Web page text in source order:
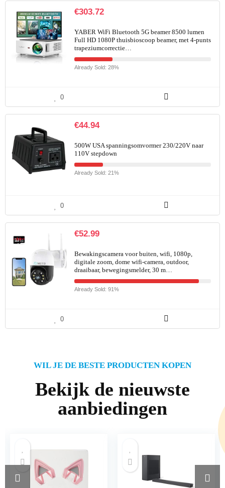
€303.72
YABER WiFi Bluetooth 5G beamer 8500 lumen
Full HD 1080P thuisbioscoop beamer, met 4-punts
trapeziumcorrectie…
Already Sold: 28%
0
€44.94
500W USA spanningsomvormer 230/220V naar
110V stepdown
Already Sold: 21%
0
€52.99
Bewakingscamera voor buiten, wifi, 1080p,
digitale zoom, dome wifi-camera, outdoor,
draaibaar, bewegingsmelder, 30 m…
Already Sold: 91%
0
WIL JE DE BESTE PRODUCTEN KOPEN
Bekijk de nieuwste
aanbiedingen